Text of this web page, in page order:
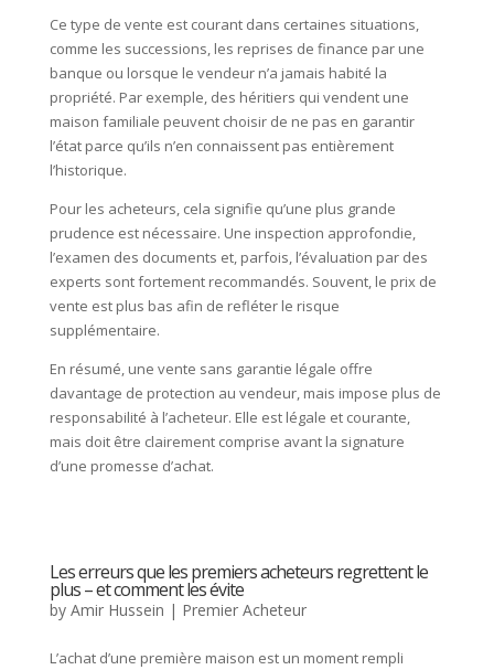
Ce type de vente est courant dans certaines situations,
comme les successions, les reprises de finance par une
banque ou lorsque le vendeur n’a jamais habité la
propriété. Par exemple, des héritiers qui vendent une
maison familiale peuvent choisir de ne pas en garantir
l’état parce qu’ils n’en connaissent pas entièrement
l’historique.
Pour les acheteurs, cela signifie qu’une plus grande
prudence est nécessaire. Une inspection approfondie,
l’examen des documents et, parfois, l’évaluation par des
experts sont fortement recommandés. Souvent, le prix de
vente est plus bas afin de refléter le risque
supplémentaire.
En résumé, une vente sans garantie légale offre
davantage de protection au vendeur, mais impose plus de
responsabilité à l’acheteur. Elle est légale et courante,
mais doit être clairement comprise avant la signature
d’une promesse d’achat.
Les erreurs que les premiers acheteurs regrettent le
plus – et comment les évite
by Amir Hussein | Premier Acheteur
L’achat d’une première maison est un moment rempli